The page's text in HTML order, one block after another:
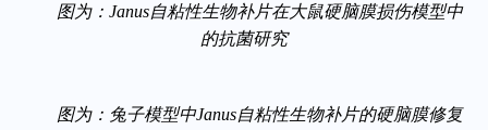
图为：Janus自粘性生物补片在大鼠硬脑膜损伤模型中
的抗菌研究
图为：兔子模型中Janus自粘性生物补片的硬脑膜修复